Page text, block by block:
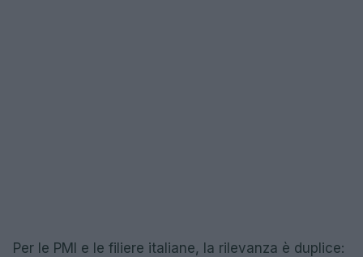
Per le PMI e le filiere italiane, la rilevanza è duplice: